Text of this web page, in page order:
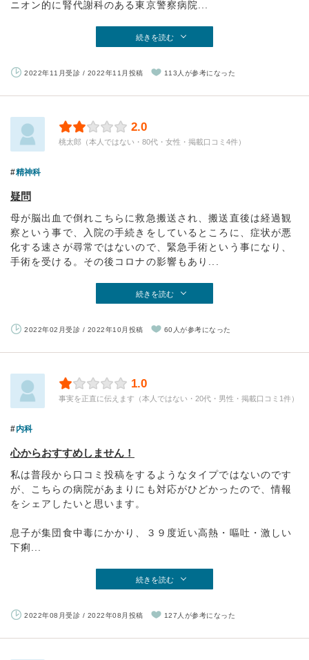
ニオン的に腎代謝科のある東京警察病院...
続きを読む
2022年11月受診 / 2022年11月投稿 113人が参考になった
2.0
桃太郎（本人ではない・80代・女性・掲載口コミ4件）
精神科
疑問
母が脳出血で倒れこちらに救急搬送され、搬送直後は経過観
察という事で、入院の手続きをしているところに、症状が悪
化する速さが尋常ではないので、緊急手術という事になり、
手術を受ける。その後コロナの影響もあり...
続きを読む
2022年02月受診 / 2022年10月投稿 60人が参考になった
1.0
事実を正直に伝えます（本人ではない・20代・男性・掲載口コミ1件）
内科
心からおすすめしません！
私は普段から口コミ投稿をするようなタイプではないのです
が、こちらの病院があまりにも対応がひどかったので、情報
をシェアしたいと思います。
息子が集団食中毒にかかり、３９度近い高熱・嘔吐・激しい
下痢...
続きを読む
2022年08月受診 / 2022年08月投稿 127人が参考になった